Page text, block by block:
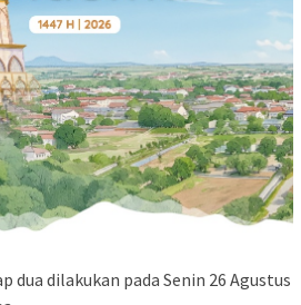
dua dilakukan pada Senin 26 Agustus